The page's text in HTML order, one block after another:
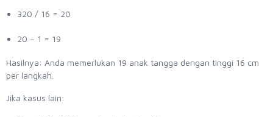
320 / 16 = 20
20 – 1 = 19
Hasilnya: Anda memerlukan 19 anak tangga dengan tinggi 16 cm
per langkah.
Jika kasus lain: